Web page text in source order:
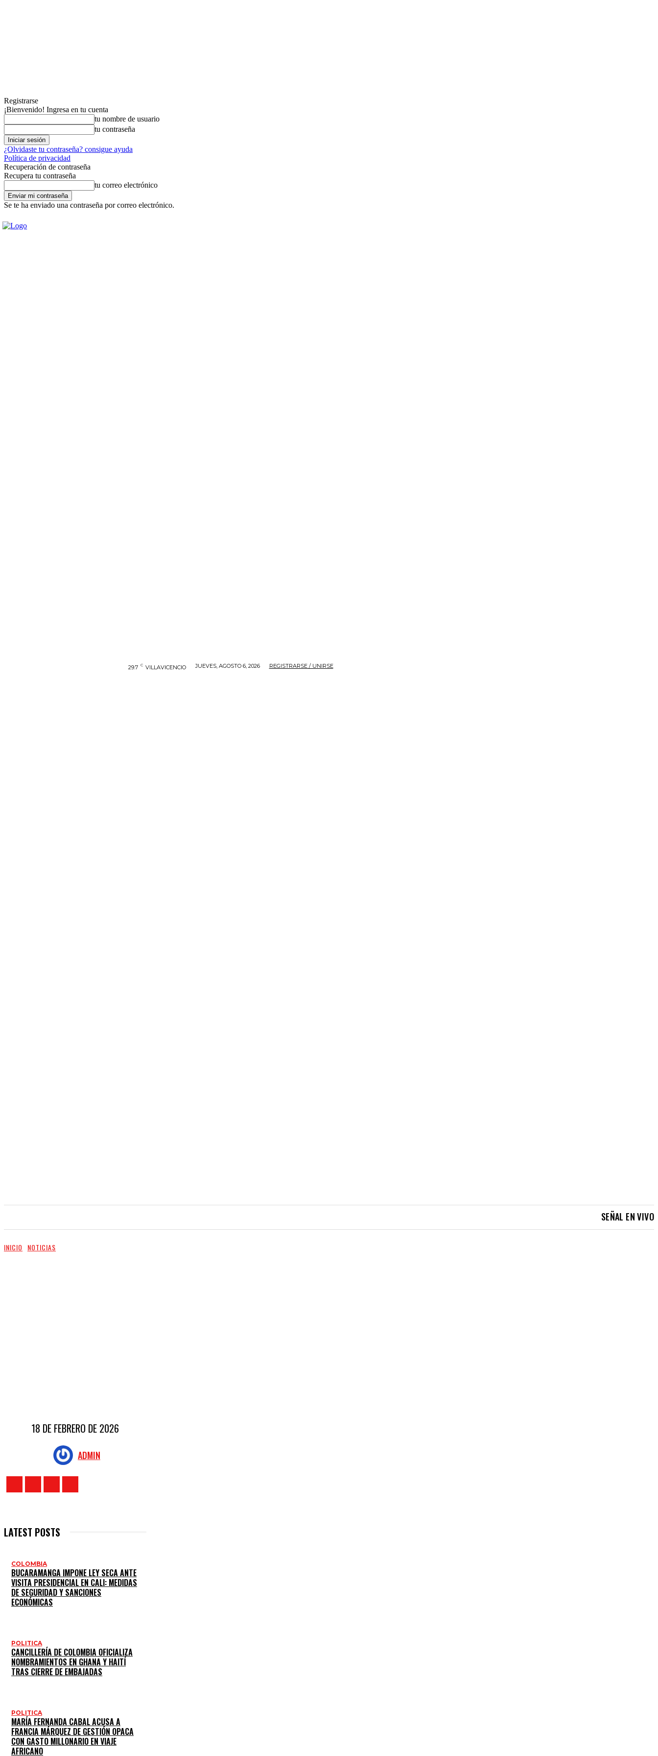
Registrarse
¡Bienvenido! Ingresa en tu cuenta
tu nombre de usuario
tu contraseña
¿Olvidaste tu contraseña? consigue ayuda
Política de privacidad
Recuperación de contraseña
Recupera tu contraseña
tu correo electrónico
Se te ha enviado una contraseña por correo electrónico.
29.7 C VILLAVICENCIO JUEVES, AGOSTO 6, 2026 REGISTRARSE / UNIRSE
SEÑAL EN VIVO
INICIO NOTICIAS
18 DE FEBRERO DE 2026
ADMIN
LATEST POSTS
COLOMBIA
BUCARAMANGA IMPONE LEY SECA ANTE
VISITA PRESIDENCIAL EN CALI: MEDIDAS
DE SEGURIDAD Y SANCIONES
ECONÓMICAS
POLITICA
CANCILLERÍA DE COLOMBIA OFICIALIZA
NOMBRAMIENTOS EN GHANA Y HAITÍ
TRAS CIERRE DE EMBAJADAS
POLITICA
MARÍA FERNANDA CABAL ACUSA A
FRANCIA MÁRQUEZ DE GESTIÓN OPACA
CON GASTO MILLONARIO EN VIAJE
AFRICANO